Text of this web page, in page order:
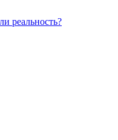
реальность?